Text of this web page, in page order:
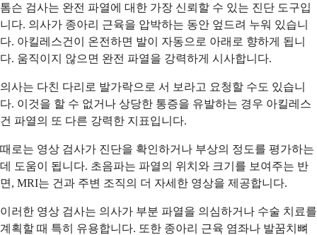
톰슨 검사는 완전 파열에 대한 가장 신뢰할 수 있는 진단 도구입
니다. 의사가 종아리 근육을 압박하는 동안 엎드려 누워 있습니
다. 아킬레스건이 온전하면 발이 자동으로 아래로 향하게 됩니
다. 움직이지 않으면 완전 파열을 강력하게 시사합니다.
의사는 다친 다리로 발가락으로 서 보라고 요청할 수도 있습니
다. 이것을 할 수 없거나 상당한 통증을 유발하는 경우 아킬레스
건 파열의 또 다른 강력한 지표입니다.
때로는 영상 검사가 진단을 확인하거나 부상의 정도를 평가하는
데 도움이 됩니다. 초음파는 파열의 위치와 크기를 보여주는 반
면, MRI는 건과 주변 조직의 더 자세한 영상을 제공합니다.
이러한 영상 검사는 의사가 부분 파열을 의심하거나 수술 치료를
계획할 때 특히 유용합니다. 또한 종아리 근육 염좌나 발꿈치뼈